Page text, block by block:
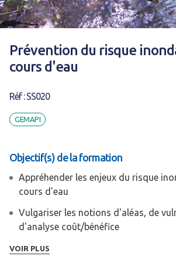
Prévention du risque
cours d'eau
Réf : SS020
GEMAPI
Objectif(s) de la formation
Appréhender les enjeux du risque
cours d'eau
Vulgariser les notions d'aléas, de
d'analyse coût/bénéfice
Assimiler la réglementation et les
VOIR PLUS